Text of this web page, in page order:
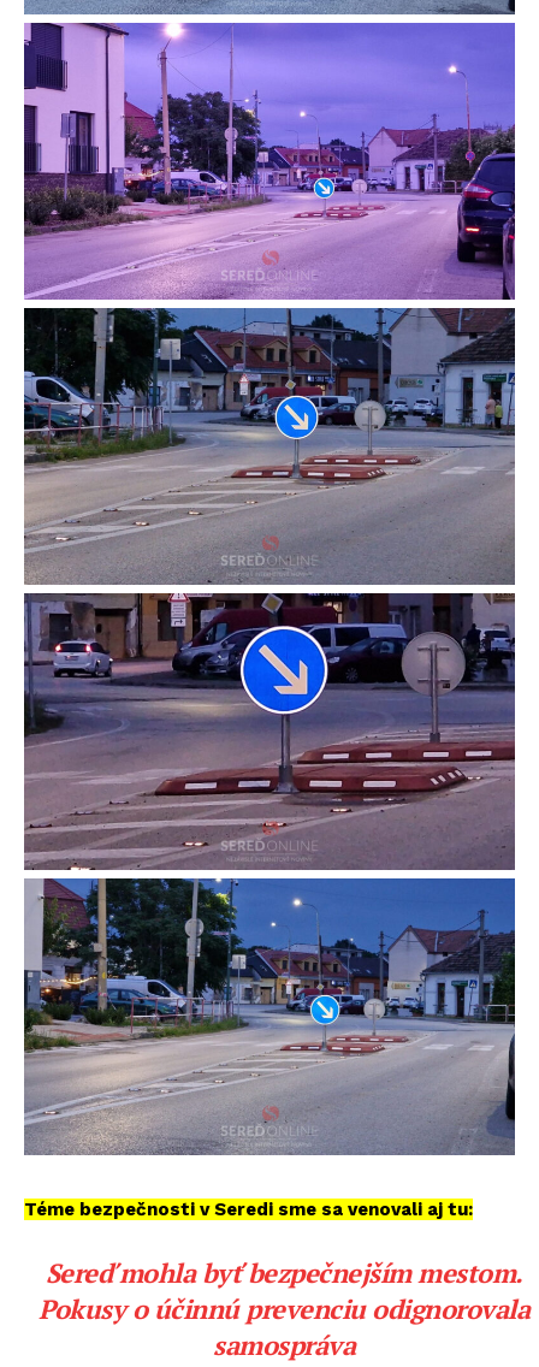
Téme bezpečnosti v Seredi sme sa venovali aj tu:
Sereď mohla byť bezpečnejším mestom.
Pokusy o účinnú prevenciu odignorovala
samospráva